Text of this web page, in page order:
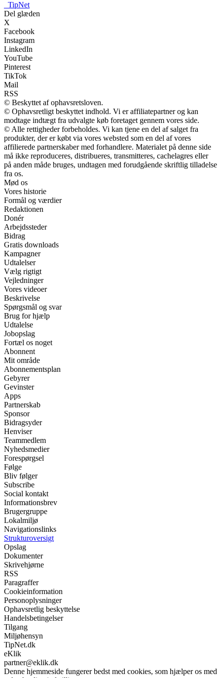
TipNet
Del glæden
X
Facebook
Instagram
LinkedIn
YouTube
Pinterest
TikTok
Mail
RSS
© Beskyttet af ophavsretsloven.
© Ophavsretligt beskyttet indhold. Vi er affiliatepartner og kan
modtage indtægt fra udvalgte køb foretaget gennem vores side.
© Alle rettigheder forbeholdes. Vi kan tjene en del af salget fra
produkter, der er købt via vores websted som en del af vores
affilierede partnerskaber med forhandlere. Materialet på denne side
må ikke reproduceres, distribueres, transmitteres, cachelagres eller
på anden måde bruges, undtagen med forudgående skriftlig tilladelse
fra os.
Mød os
Vores historie
Formål og værdier
Redaktionen
Donér
Arbejdssteder
Bidrag
Gratis downloads
Kampagner
Udtalelser
Vælg rigtigt
Vejledninger
Vores videoer
Beskrivelse
Spørgsmål og svar
Brug for hjælp
Udtalelse
Jobopslag
Fortæl os noget
Abonnent
Mit område
Abonnementsplan
Gebyrer
Gevinster
Apps
Partnerskab
Sponsor
Bidragsyder
Henviser
Teammedlem
Nyhedsmedier
Forespørgsel
Følge
Bliv følger
Subscribe
Social kontakt
Informationsbrev
Brugergruppe
Lokalmiljø
Navigationslinks
Strukturoversigt
Opslag
Dokumenter
Skrivehjørne
RSS
Paragraffer
Cookieinformation
Personoplysninger
Ophavsretlig beskyttelse
Handelsbetingelser
Tilgang
Miljøhensyn
TipNet.dk
eKlik
partner@eklik.dk
Denne hjemmeside fungerer bedst med cookies, som hjælper os med